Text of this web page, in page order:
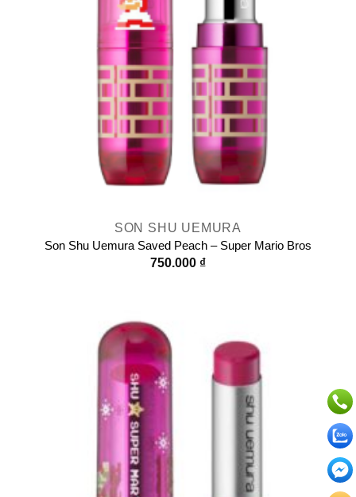
SON SHU UEMURA
Son Shu Uemura Saved Peach – Super Mario Bros
750.000 ₫